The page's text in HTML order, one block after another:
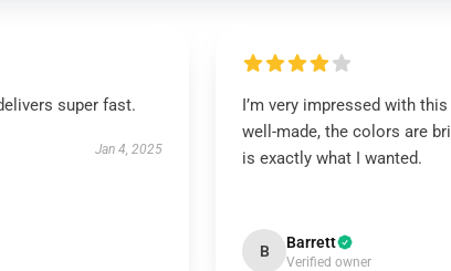
super fast.
Jan 4, 2025
I’m very impressed with this
well-made, the colors are
is exactly what I wanted.
B Barrett
Verified owner